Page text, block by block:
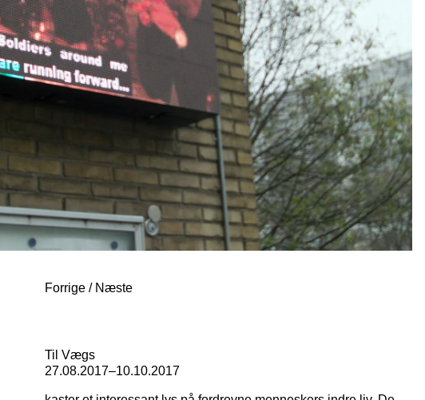
Forrige / Næste
Til Vægs
27.08.2017–10.10.2017